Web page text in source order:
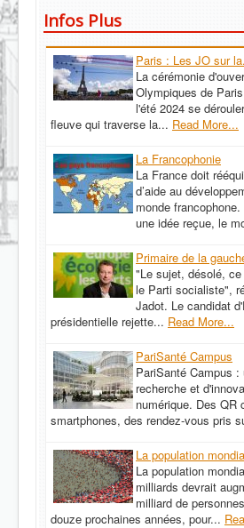
Infos Plus
Paris : Les JO sur
La cérémonie
Olympiques de
l'été 2024 se
fleuve qui traverse la... Read More...
La Francophonie
La France doit
d’aide au
monde
une idée reçue, le
Primaire de la
"Le sujet, désolé,
le Parti socialiste",
Jadot. Le candidat
présidentielle rejette... Read More...
PariSanté Campus
PariSanté Campus :
recherche et
numérique. Des QR
smartphones, des rendez-vous pris
La population
La population
milliards devrait
milliard de
douze prochaines années, pour...